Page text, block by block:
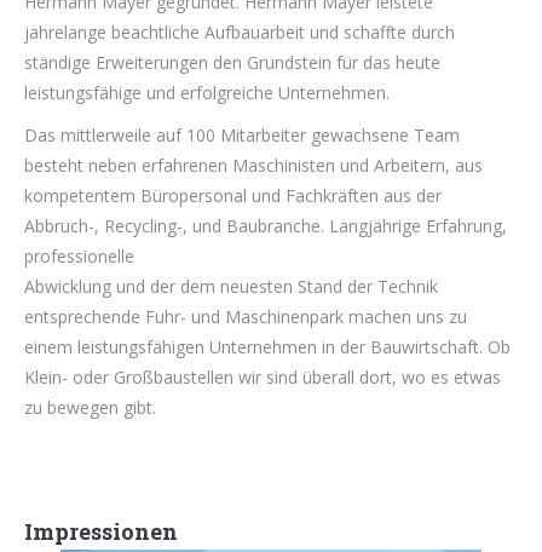
jahrelange beachtliche Aufbauarbeit und schaffte durch
ständige Erweiterungen den Grundstein für das heute
leistungsfähige und erfolgreiche Unternehmen.
Das mittlerweile auf 100 Mitarbeiter gewachsene Team
besteht neben erfahrenen Maschinisten und Arbeitern, aus
kompetentem Büropersonal und Fachkräften aus der
Abbruch-, Recycling-, und Baubranche. Langjährige Erfahrung,
professionelle
Abwicklung und der dem neuesten Stand der Technik
entsprechende Fuhr- und Maschinenpark machen uns zu
einem leistungsfähigen Unternehmen in der Bauwirtschaft. Ob
Klein- oder Großbaustellen wir sind überall dort, wo es etwas
zu bewegen gibt.
Impressionen